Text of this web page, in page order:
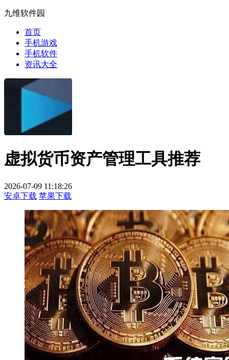
九维软件园
首页
手机游戏
手机软件
资讯大全
虚拟货币资产管理工具推荐
2026-07-09 11:18:26
安卓下载 苹果下载